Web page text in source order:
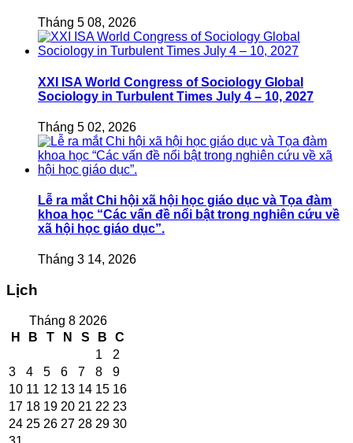
Tháng 5 08, 2026
XXI ISA World Congress of Sociology Global
Sociology in Turbulent Times July 4 – 10, 2027
Tháng 5 02, 2026
Lễ ra mắt Chi hội xã hội học giáo dục và Tọa đàm
khoa học “Các vấn đề nổi bật trong nghiên cứu về
xã hội học giáo dục”.
Tháng 3 14, 2026
Lịch
Tháng 8 2026
H
B T N S B
C
1
2
3
4 5 6 7 8
9
10 11 12 13 14 15 16
17 18 19 20 21 22 23
24 25 26 27 28 29 30